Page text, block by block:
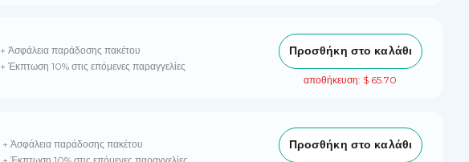
+ Ἀσφάλεια παράδοσης πακέτου
+ Έκπτωση 10% στις επόμενες παραγγελίες
Προσθήκη στο καλάθι
αποθήκευση: $ 65.70
+ Ἀσφάλεια παράδοσης πακέτου
+ Έκπτωση 10% στις επόμενες παραγγελίες
Προσθήκη στο καλάθι